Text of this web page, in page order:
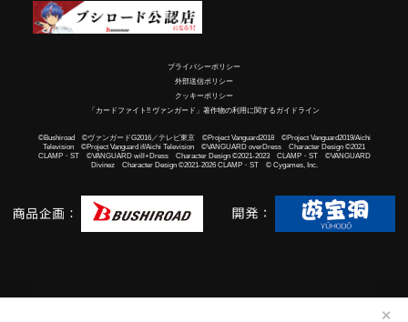
✕
プライバシーポリシー
外部送信ポリシー
クッキーポリシー
「カードファイト!! ヴァンガード」著作物の利用に関するガイドライン
©Bushiroad ©ヴァンガードG2016／テレビ東京 ©Project Vanguard2018 ©Project Vanguard2019/Aichi
Television ©Project Vanguard if/Aichi Television ©VANGUARD overDress Character Design ©2021
CLAMP・ST ©VANGUARD will+Dress Character Design ©2021-2023 CLAMP・ST ©VANGUARD
Divinez Character Design ©2021-2026 CLAMP・ST © Cygames, Inc.